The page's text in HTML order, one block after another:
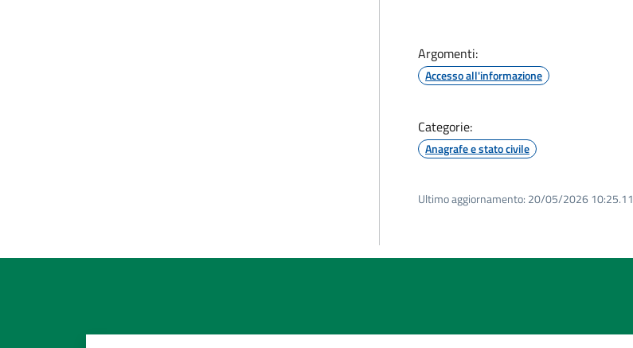
Argomenti:
Accesso all'informazione
Categorie:
Anagrafe e stato civile
Ultimo aggiornamento: 20/05/2026 10:25.11